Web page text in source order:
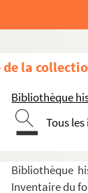
la
Bibliothèque
Tous
Bibliothèque
Inventaire du